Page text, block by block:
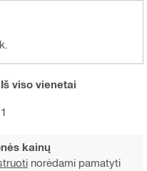
Iš visovienetai
1
kainų
norėdami pamatyti